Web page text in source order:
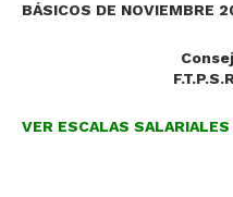
BÁSICOS DE NOVIEMBRE
VER ESCALAS